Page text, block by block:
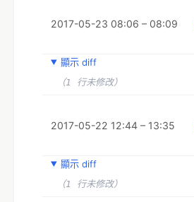
2017-05-23 08:06 – 08:09
顯示 diff
（1 行未修改）
2017-05-22 12:44 – 13:35
顯示 diff
（1 行未修改）